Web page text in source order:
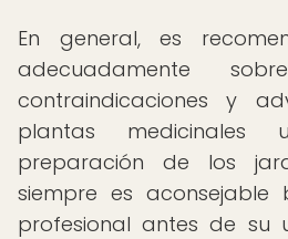
En general, es
adecuadamente
contraindicaciones y
plantas medicinales
preparación de los
siempre es aconsejable
profesional antes de su